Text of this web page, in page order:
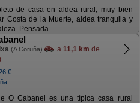
de casa en aldea rural, muy bien
Costa de la Muerte, aldea tranquila y
Pensada ...
(A Coruña) a 11,1 km de
€
O Cabanel es una típica casa rural